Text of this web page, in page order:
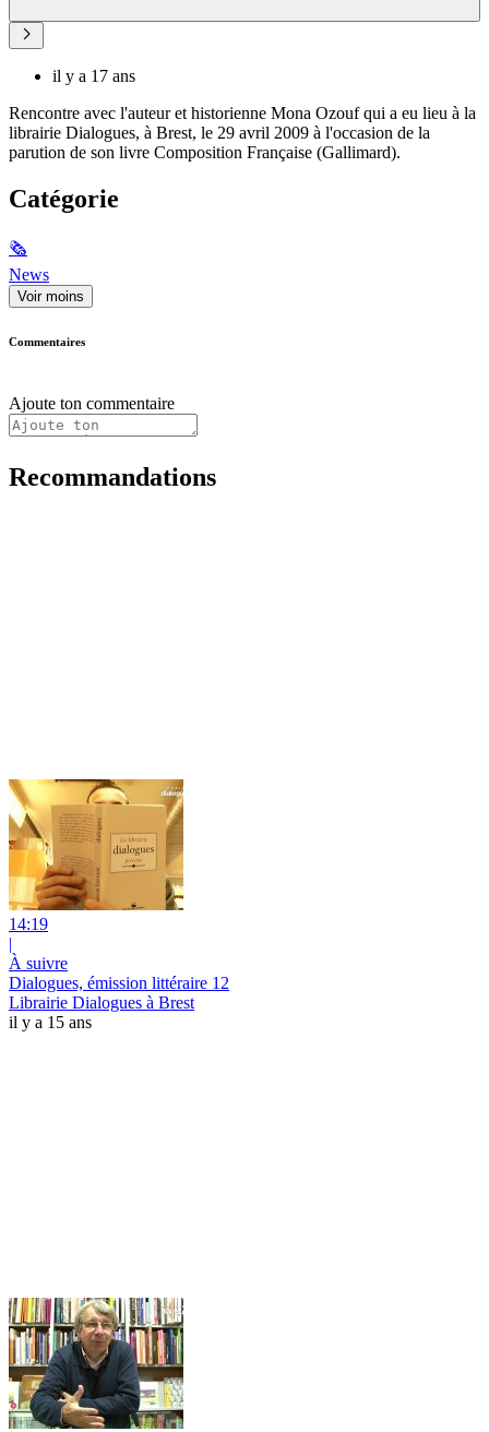
il y a 17 ans
Rencontre avec l'auteur et historienne Mona Ozouf qui a eu lieu à la
librairie Dialogues, à Brest, le 29 avril 2009 à l'occasion de la
parution de son livre Composition Française (Gallimard).
Catégorie
🗞
News
Voir moins
Commentaires
Ajoute ton commentaire
Recommandations
14:19
|
À suivre
Dialogues, émission littéraire 12
Librairie Dialogues à Brest
il y a 15 ans